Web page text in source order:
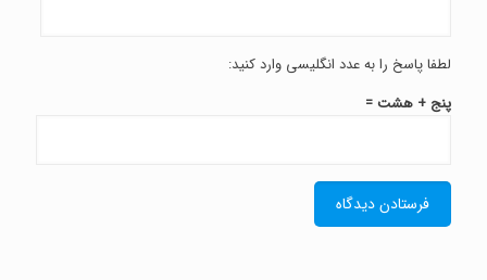
لطفا پاسخ را به عدد انگلیسی وارد کنید:
پنج + هشت =